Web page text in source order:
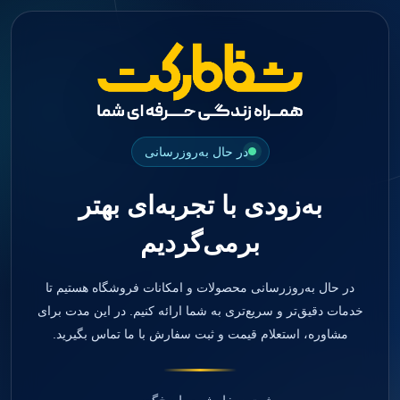
در حال به‌روزرسانی
به‌زودی با تجربه‌ای بهتر
برمی‌گردیم
در حال به‌روزرسانی محصولات و امکانات فروشگاه هستیم تا
خدمات دقیق‌تر و سریع‌تری به شما ارائه کنیم. در این مدت برای
مشاوره، استعلام قیمت و ثبت سفارش با ما تماس بگیرید.
جستجو
Impression Coping
صفحه اصلی
دندانپزشکی
مواد ترمیمی
کامپوزیت
کامپوزیت فلو
اسید اچ
باندینگ
بلیچینگ